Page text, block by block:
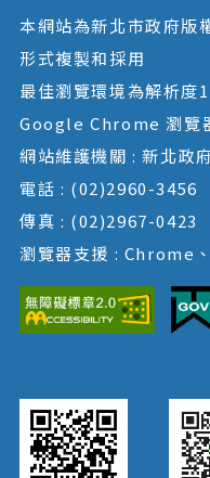
本網站為新北市政府版
形式複製和採用
最佳瀏覽環境為解析
Google Chrome 瀏覽
網站維護機關 : 新北政
電話 : (02)2960-3456
傳真 : (02)2967-0423
瀏覽器支援 : Chrome